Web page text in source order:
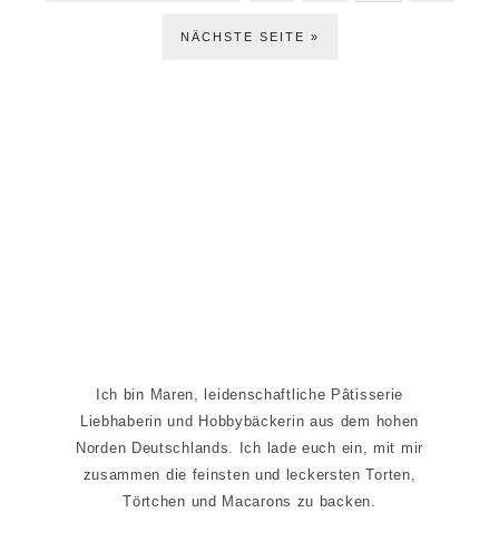
JETZT
NÄCHSTE SEITE »
Ich bin Maren, leidenschaftliche Pâtisserie
Liebhaberin und Hobbybäckerin aus dem hohen
Norden Deutschlands. Ich lade euch ein, mit mir
zusammen die feinsten und leckersten Torten,
Törtchen und Macarons zu backen.